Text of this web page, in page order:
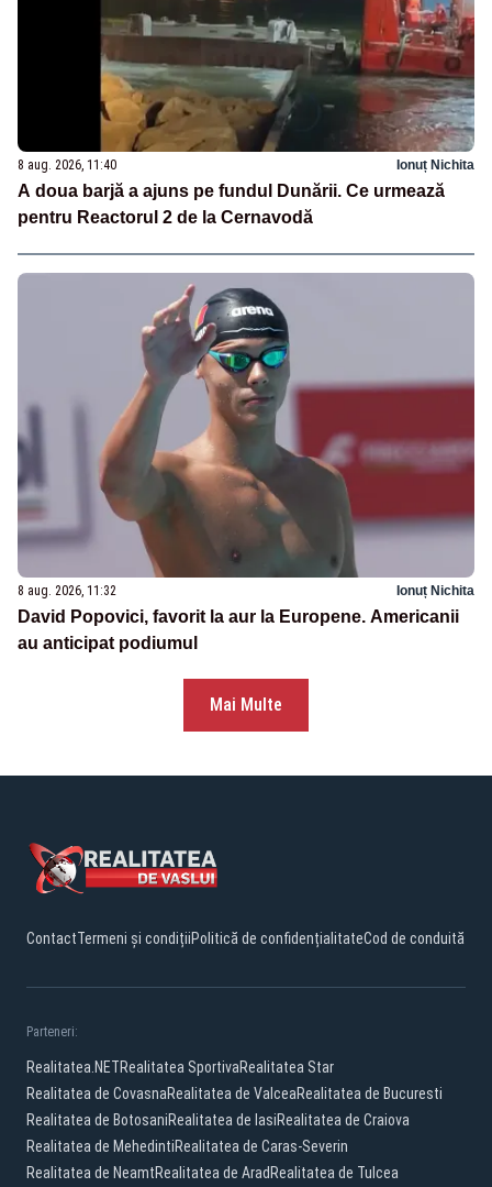
8 aug. 2026, 11:40 Ionuț Nichita
A doua barjă a ajuns pe fundul Dunării. Ce urmează
pentru Reactorul 2 de la Cernavodă
8 aug. 2026, 11:32 Ionuț Nichita
David Popovici, favorit la aur la Europene. Americanii
au anticipat podiumul
Mai Multe
ContactTermeni și condițiiPolitică de confidențialitateCod de conduită
Parteneri:
Realitatea.NETRealitatea SportivaRealitatea Star
Realitatea de CovasnaRealitatea de ValceaRealitatea de Bucuresti
Realitatea de BotosaniRealitatea de IasiRealitatea de Craiova
Realitatea de MehedintiRealitatea de Caras-Severin
Realitatea de NeamtRealitatea de Arad Realitatea de Tulcea